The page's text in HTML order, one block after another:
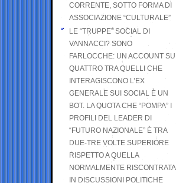
CORRENTE, SOTTO FORMA DI
ASSOCIAZIONE “CULTURALE”
LE “TRUPPE” SOCIAL DI
VANNACCI? SONO
FARLOCCHE: UN ACCOUNT SU
QUATTRO TRA QUELLI CHE
INTERAGISCONO L’EX
GENERALE SUI SOCIAL È UN
BOT. LA QUOTA CHE “POMPA” I
PROFILI DEL LEADER DI
“FUTURO NAZIONALE” È TRA
DUE-TRE VOLTE SUPERIORE
RISPETTO A QUELLA
NORMALMENTE RISCONTRATA
IN DISCUSSIONI POLITICHE